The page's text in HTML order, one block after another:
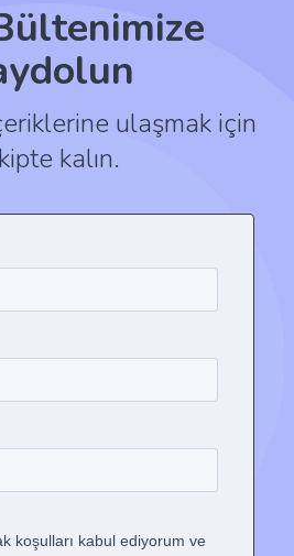
ulaşmak için
kalın.